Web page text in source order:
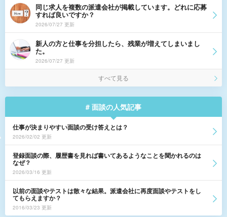
同じ求人を複数の派遣会社が掲載しています。どれに応募
すれば良いですか？
2026/07/27 更新
新人の方と仕事を分担したら、残業が増えてしまいまし
た。
2026/07/27 更新
すべて見る
# 面談の人気記事
仕事が決まりやすい面談の受け答えとは？
2026/02/02 更新
登録面談の際、履歴書を見れば書いてあるようなことを聞かれるのは
なぜ？
2026/03/16 更新
以前の面談やテストは散々な結果。派遣会社に再度面談やテストをし
てもらえますか？
2016/03/23 更新